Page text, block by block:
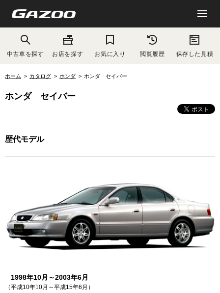
中古車を探す お店を探す お気に入り 閲覧履歴 保存した見積
ホーム カタログ ホンダ ホンダ セイバー
ホンダ セイバー
歴代モデル
1998年10月～2003年6月
（平成10年10月～平成15年6月）